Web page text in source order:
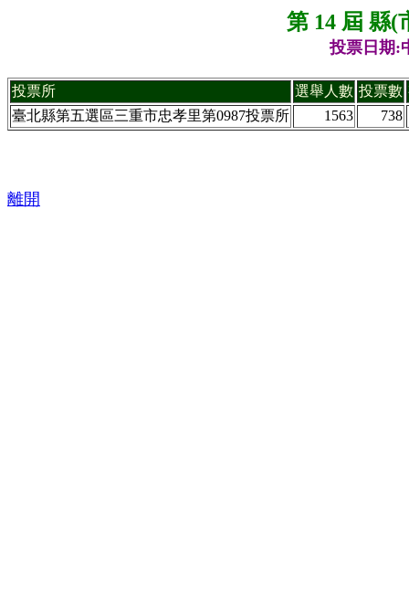
第 14 屆 縣(
投票日期:
投票所 選舉人數 投票數
臺北縣第五選區三重市忠孝里第0987投票所
1563 738
離開